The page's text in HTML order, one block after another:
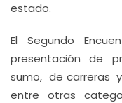
estado.
El Segundo
presentación de
sumo, de carreras
entre otras